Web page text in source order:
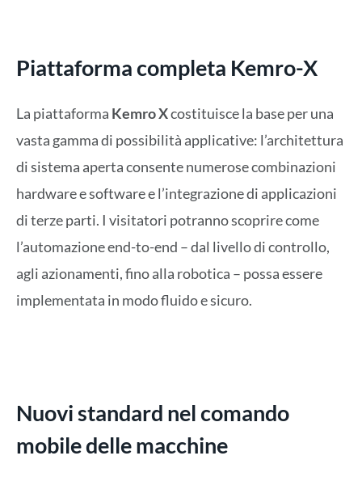
Piattaforma completa Kemro-X
La piattaforma Kemro Xcostituisce la base per una
vasta gamma di possibilità applicative: l’architettura
di sistema aperta consente numerose combinazioni
hardware e software e l’integrazione di applicazioni
di terze parti. I visitatori potranno scoprire come
l’automazione end-to-end – dal livello di controllo,
agli azionamenti, fino alla robotica – possa essere
implementata in modo fluido e sicuro.
Nuovi standard nel comando
mobile delle macchine